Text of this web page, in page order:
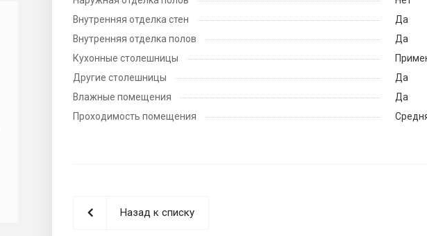
Внутренняя отделка стен
Да
Внутренняя отделка полов
Да
Кухонные столешницы
Другие столешницы
Да
Влажные помещения
Да
Проходимость помещения
Назад к списку